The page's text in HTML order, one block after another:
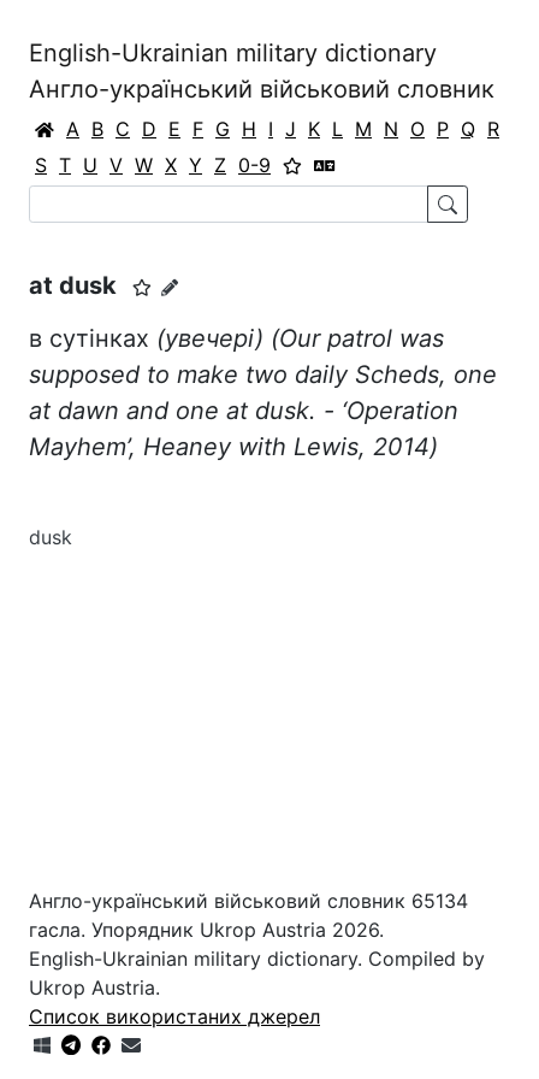
English-Ukrainian military dictionary
Англо-український військовий словник
A B C D E F G H I J K L M N O P Q R
S T U V W X Y Z 0-9
at dusk
в сутінках (увечері) (Our patrol was
supposed to make two daily Scheds, one
at dawn and one at dusk. - ‘Operation
Mayhem’, Heaney with Lewis, 2014)
dusk
Англо-український військовий словник 65134
гасла. Упорядник Ukrop Austria 2026.
English-Ukrainian military dictionary. Compiled by
Ukrop Austria.
Список використаних джерел